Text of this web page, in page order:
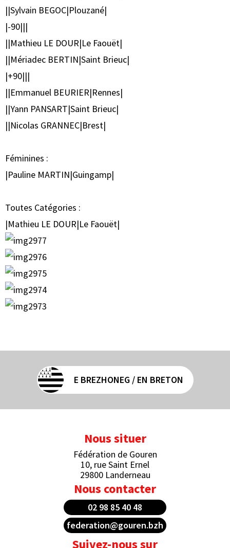
||Sylvain BEGOC|Plouzané|
|-90|||
||Mathieu LE DOUR|Le Faouët|
||Mériadec BERTIN|Saint Brieuc|
|+90|||
||Emmanuel BEURIER|Rennes|
||Yann PANSART|Saint Brieuc|
||Nicolas GRANNEC|Brest|
Féminines :
|Pauline MARTIN|Guingamp|
Toutes Catégories :
|Mathieu LE DOUR|Le Faouët|
E BREZHONEG / EN BRETON
Nous situer
Fédération de Gouren
10, rue Saint Ernel
29800 Landerneau
Nous contacter
02 98 85 40 48
federation@gouren.bzh
Suivez-nous sur